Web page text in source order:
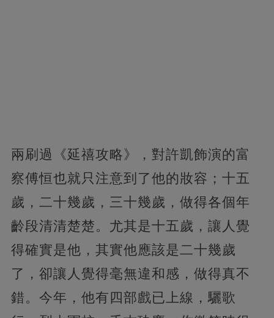
兩刷過《延禧攻略》，對許凱飾演的富
察傅恒也就只注意到了他的妝容；十五
歲，二十幾歲，三十幾歲，做得各個年
齡段清清楚楚。尤其是十五歲，讓人覺
得確實是他， 其實他應該是二十幾歲
了，卻讓人覺得毫無違和感，做得真不
錯。今年，他有四部戲已上線，驪歌